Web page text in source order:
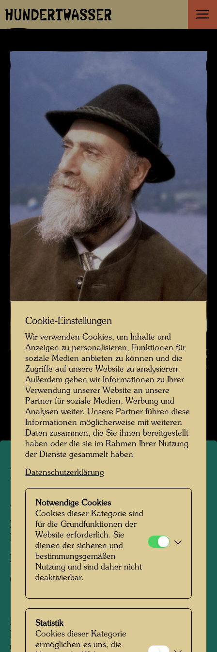
HUNDERTWASSER
Hundertwasser am Abersee , Fotograf: Udo Schreiber © Udo
Schreiber
Hundertwasser am Abersee
Bildergalerie öffnen
Hundertwasser am Abersee
Abersee, Österreich, 1981
Personen am Foto:Friedensreich
Hundertwasser, , Friedensreich Hundertwasser
Fotograf:Udo Schreiber
Copyright:Udo Schreiber
Den September 1981 verbrachte
Hundertwasser in Gschwand am Wolfgangsee
und malte in der Villa am See, in der er sich
Cookie-Einstellungen
Wir verwenden Cookies, um Inhalte und
Anzeigen zu personalisieren, Funktionen für
soziale Medien anbieten zu können und die
Zugriffe auf unsere Website zu analysieren.
Außerdem geben wir Informationen zu Ihrer
Verwendung unserer Website an unsere
Partner für soziale Medien, Werbung und
Analysen weiter. Unsere Partner führen diese
Informationen möglicherweise mit weiteren
Daten zusammen, die Sie ihnen bereitgestellt
haben oder die sie im Rahmen Ihrer Nutzung
der Dienste gesammelt haben
Datenschutzerklärung
Notwendige Cookies
Cookies dieser Kategorie sind
für die Grundfunktionen der
Website erforderlich. Sie
dienen der sicheren und
bestimmungsgemäßen
Nutzung und sind daher nicht
deaktivierbar.
Statistik
Cookies dieser Kategorie
ermöglichen es uns, die